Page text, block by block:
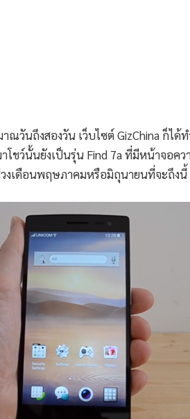
ณวันถึงสองวัน เว็บไซต์ GizChina ก็ได้
โชว์นั้นยังเป็นรุ่น Find 7a ที่มีหน้าจอค
งเดือนพฤษภาคมหรือมิถุนายนที่จะถึงนี้